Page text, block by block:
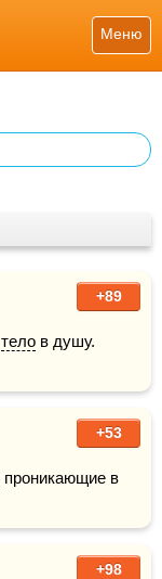
Меню
+89
тело в душу.
+53
проникающие в
+98